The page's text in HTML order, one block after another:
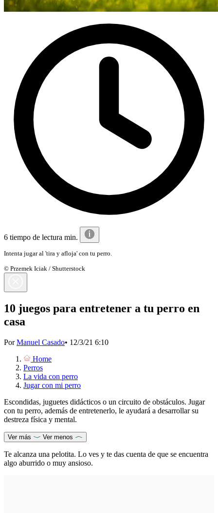
6 tiempo de lectura min.
Intenta jugar al 'tira y afloja' con tu perro.
© Przemek Iciak / Shutterstock
10 juegos para entretener a tu perro en
casa
PorManuel Casado• 12/3/21 6:10
Home
Perros
La vida con perro
Jugar con mi perro
Escondidas, juguetes didácticos o un circuito de obstáculos. Jugar
con tu perro, además de entretenerlo, le ayudará a desarrollar su
destreza física y mental.
Ver más Ver menos
Te alcanza una pelotita. Lo ves y te das cuenta de que se encuentra
algo aburrido o muy ansioso.